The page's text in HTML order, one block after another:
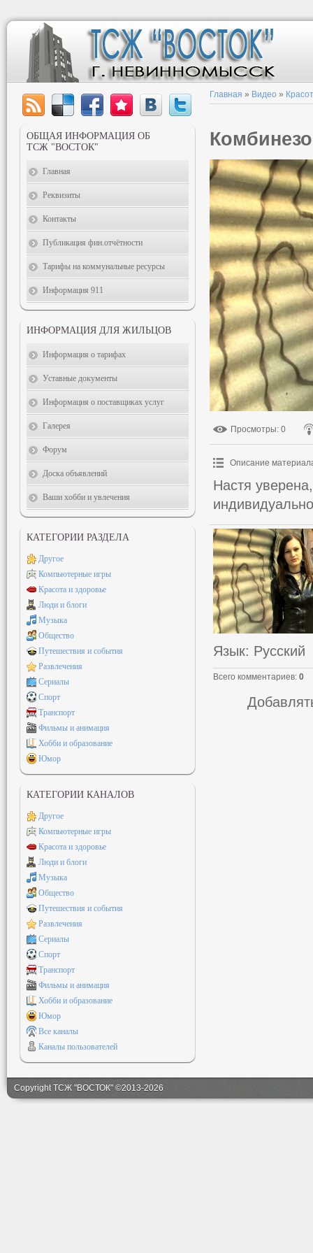
Главная » Видео »
Просмотры: 0
Описание
Настя
Язык: Русский
Всего комментариев: 0
ОБЩАЯ ИНФОРМАЦИЯ ОБ
ТСЖ "ВОСТОК"
Главная
Реквизиты
Контакты
Публикация фин.отчётности
Тарифы на коммунальные ресурсы
Информация 911
ИНФОРМАЦИЯ ДЛЯ ЖИЛЬЦОВ
Информация о тарифах
Уставные документы
Информация о поставщиках услуг
Галерея
Форум
Доска объявлений
Ваши хобби и увлечения
КАТЕГОРИИ РАЗДЕЛА
Другое
Компьютерные игры
Красота и здоровье
Люди и блоги
Музыка
Общество
Путешествия и события
Развлечения
Сериалы
Спорт
Транспорт
Фильмы и анимация
Хобби и образование
Юмор
КАТЕГОРИИ КАНАЛОВ
Другое
Компьютерные игры
Красота и здоровье
Люди и блоги
Музыка
Общество
Путешествия и события
Развлечения
Сериалы
Спорт
Транспорт
Фильмы и анимация
Хобби и образование
Юмор
Все каналы
Каналы пользователей
Copyright ТСЖ "ВОСТОК" ©2013-2026